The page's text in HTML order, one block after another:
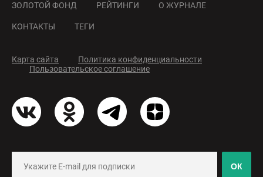
ЗОЛОТОЙ ФОНД РЕЙТИНГИ О ЖУРНАЛЕ
КОНТАКТЫ ТЕГИ
Карта сайта
Политика конфиденциальности
Пользовательское соглашение
ОК